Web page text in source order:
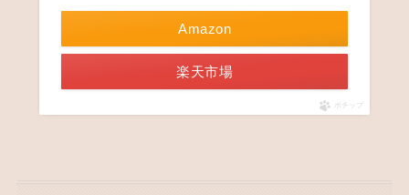
Amazon
楽天市場
ポチップ